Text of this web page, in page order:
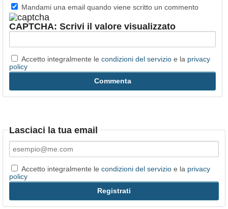
Mandami una email quando viene scritto un commento
CAPTCHA: Scrivi il valore visualizzato
Accetto integralmente le condizioni del servizio e la privacy
policy
Lasciaci la tua email
Accetto integralmente le condizioni del servizio e la privacy
policy